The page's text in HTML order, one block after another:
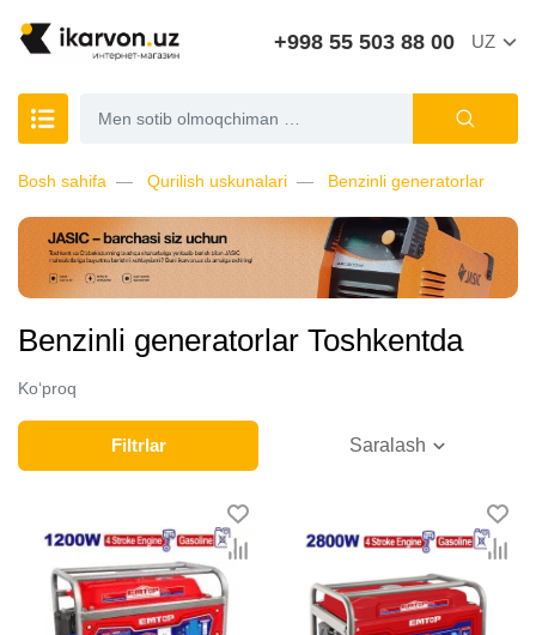
+998 55 503 88 00 UZ
Bosh sahifa Qurilish uskunalari Benzinli generatorlar
Benzinli generatorlar Toshkentda
Ko‘proq
Filtrlar Saralash